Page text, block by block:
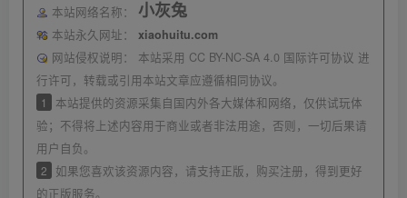
本站网络名称： 小灰兔
本站永久网址：
xiaohuitu.com
网站侵权说明：
本站采用 CC BY-NC-SA 4.0 国际许可协议 进
行许可，转载或引用本站文章应遵循相同协议。
1
本站提供的资源采集自国内外各大媒体和网络，仅供试玩体
验；不得将上述内容用于商业或者非法用途，否则，一切后果请
用户自负。
2
如果您喜欢该资源内容，请支持正版，购买注册，得到更好
的正版服务。